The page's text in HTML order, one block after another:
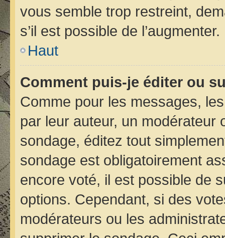
vous semble trop restreint,
s’il est possible de l’augmenter.
Haut
Comment puis-je éditer ou
Comme pour les messages,
par leur auteur, un modérateur
sondage, éditez tout
sondage est obligatoirement
encore voté, il est possible de
options. Cependant, si des
modérateurs ou les